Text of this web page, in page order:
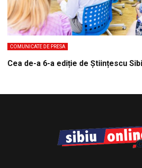
COMUNICATE DE PRESA
Cea de-a 6-a ediție de Științescu